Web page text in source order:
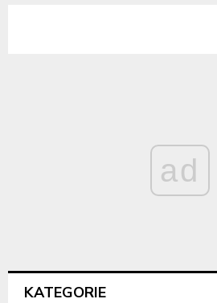
ad
KATEGORIE